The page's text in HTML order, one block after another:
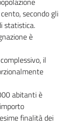
secondo gli
statistica.
è
il
abitanti è
finalità dei